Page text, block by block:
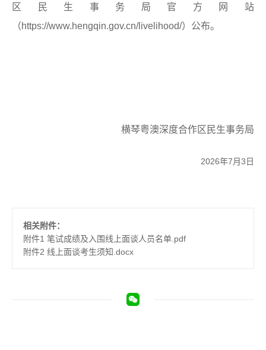
区民生事务局官方网站
（https://www.hengqin.gov.cn/livelihood/）公布。
横琴粤澳深度合作区民生事务局
2026年7月3日
相关附件：
附件1 笔试成绩及入围线上面谈人员名单.pdf
附件2 线上面谈考生须知.docx